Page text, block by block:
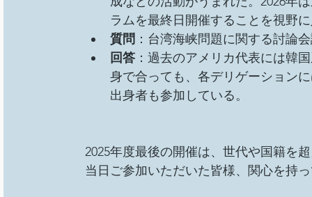
ラムを最終日開催することを視野
質問 ：台湾海峡問題に関する討論
回答：過去のアメリカ代表には韓
身で合っても、各デリゲーション
出身者も参加している。
2025年度最後の開催は、世代や国籍を
当日ご参加いただいた皆様、関心を持